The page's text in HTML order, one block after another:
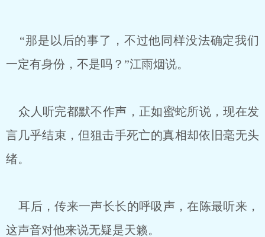
“那是以后的事了，不过他同样没法确定我们
一定有身份，不是吗？”江雨烟说。
众人听完都默不作声，正如蜜蛇所说，现在发
言几乎结束，但狙击手死亡的真相却依旧毫无头
绪。
耳后，传来一声长长的呼吸声，在陈最听来，
这声音对他来说无疑是天籁。